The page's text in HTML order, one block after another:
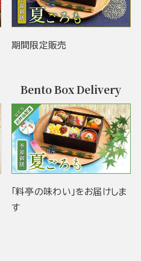
期間限定販売
Bento Box Delivery
「料亭の味わい」をお届けしま
す